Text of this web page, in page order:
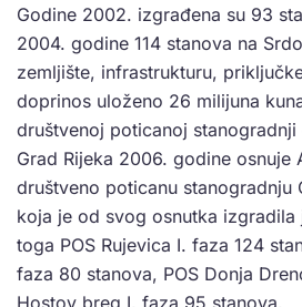
Godine 2002. izgrađena su 93
2004. godine 114 stanova na
zemljište, infrastrukturu,
doprinos uloženo 26 milijuna
društvenoj poticanoj
Grad Rijeka 2006. godine osnuje
društveno poticanu stanogradnju
koja je od svog osnutka
toga POS Rujevica I. faza 124
faza 80 stanova, POS Donja